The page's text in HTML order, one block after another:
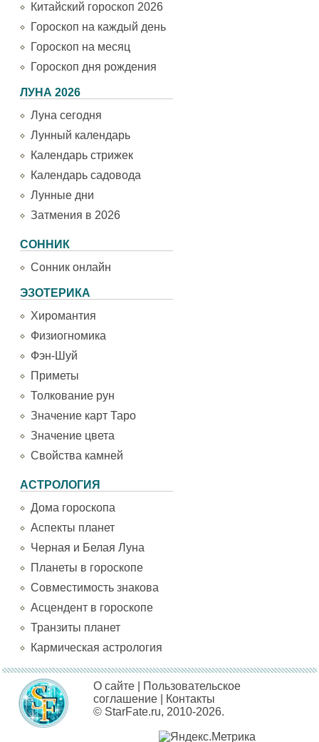
Китайский гороскоп 2026
Гороскоп на каждый день
Гороскоп на месяц
Гороскоп дня рождения
ЛУНА 2026
Луна сегодня
Лунный календарь
Календарь стрижек
Календарь садовода
Лунные дни
Затмения в 2026
СОННИК
Сонник онлайн
ЭЗОТЕРИКА
Хиромантия
Физиогномика
Фэн-Шуй
Приметы
Толкование рун
Значение карт Таро
Значение цвета
Свойства камней
АСТРОЛОГИЯ
Дома гороскопа
Аспекты планет
Черная и Белая Луна
Планеты в гороскопе
Совместимость знакова
Асцендент в гороскопе
Транзиты планет
Кармическая астрология
О сайте
Пользовательское
соглашение
Контакты
© StarFate.ru, 2010-2026.